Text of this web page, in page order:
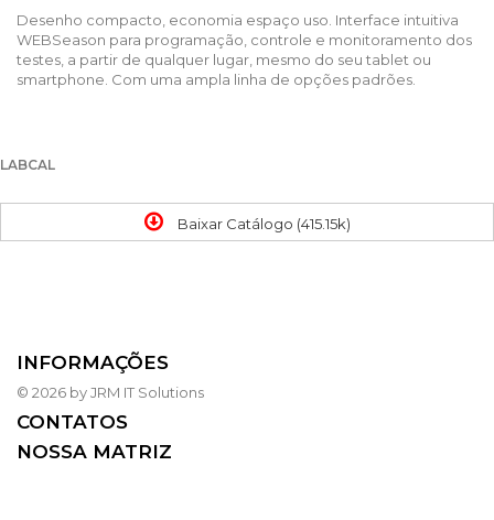
Desenho compacto, economia espaço uso. Interface intuitiva
WEBSeason para programação, controle e monitoramento dos
testes, a partir de qualquer lugar, mesmo do seu tablet ou
smartphone. Com uma ampla linha de opções padrões.
LABCAL
Baixar Catálogo (415.15k)
INFORMAÇÕES
© 2026 by JRM IT Solutions
CONTATOS
NOSSA MATRIZ